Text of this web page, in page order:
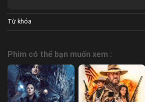
Từ khóa
Phim có thể bạn muốn xem :